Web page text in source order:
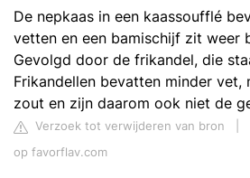
De nepkaas in een kaassoufflé
vetten en een bamischijf zit weer
Gevolgd door de frikandel, die
Frikandellen bevatten minder vet,
zout en zijn daarom ook niet de
Verzoek tot verwijderen van bron
op favorflav.com